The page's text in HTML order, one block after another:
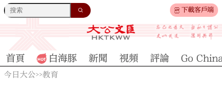
下載客戶端
首頁 白海豚 新聞 視頻 評論 Go
今日大公>>教育